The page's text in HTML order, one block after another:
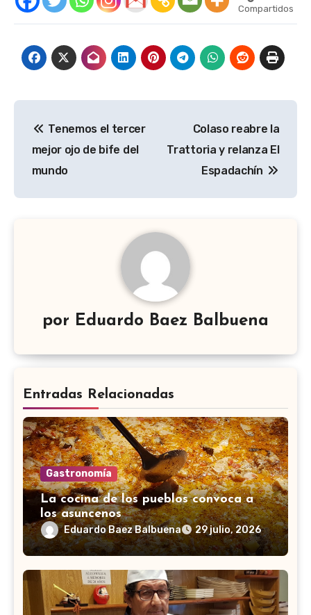
Compartidos
de
entradas
Tenemos el tercer
mejor ojo de bife del
mundo
Colaso reabre la
Trattoria y relanza El
Espadachín
por Eduardo Baez Balbuena
Entradas Relacionadas
Gastronomía
La cocina de los pueblos convoca a
los asuncenos
Eduardo Baez Balbuena 29 julio, 2026